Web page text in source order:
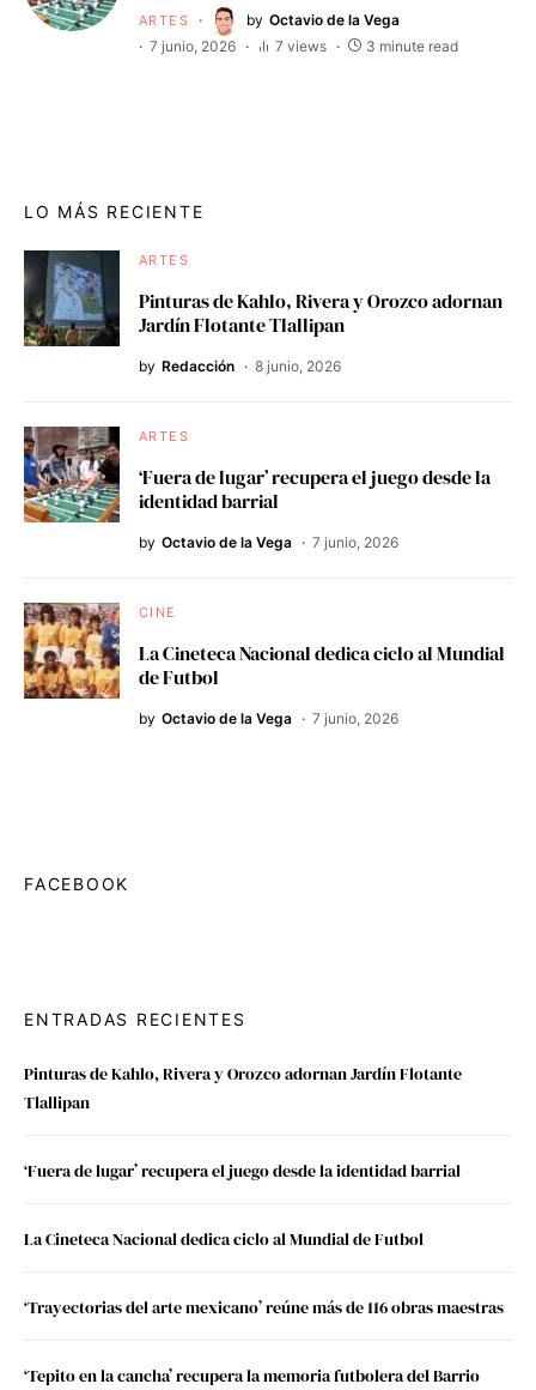
ARTES by Octavio de la Vega
7 junio, 2026
7 views 3 minute read
LO MÁS RECIENTE
ARTES
Pinturas de Kahlo, Rivera y Orozco adornan
Jardín Flotante Tlallipan
by Redacción 8 junio, 2026
ARTES
‘Fuera de lugar’ recupera el juego desde la
identidad barrial
by Octavio de la Vega 7 junio, 2026
CINE
La Cineteca Nacional dedica ciclo al Mundial
de Futbol
by Octavio de la Vega 7 junio, 2026
FACEBOOK
ENTRADAS RECIENTES
Pinturas de Kahlo, Rivera y Orozco adornan Jardín Flotante
Tlallipan
‘Fuera de lugar’ recupera el juego desde la identidad barrial
La Cineteca Nacional dedica ciclo al Mundial de Futbol
‘Trayectorias del arte mexicano’ reúne más de 116 obras maestras
‘Tepito en la cancha’ recupera la memoria futbolera del Barrio